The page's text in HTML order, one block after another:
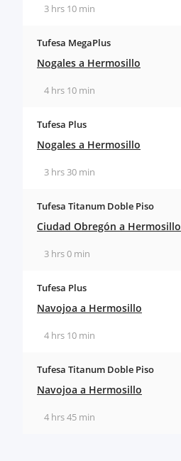
3 hrs 10 min
Tufesa MegaPlus
Nogales a Hermosillo
4 hrs 10 min
Tufesa Plus
Nogales a Hermosillo
3 hrs 30 min
Tufesa Titanum Doble Piso
Ciudad Obregón a Hermosillo
3 hrs 0 min
Tufesa Plus
Navojoa a Hermosillo
4 hrs 10 min
Tufesa Titanum Doble Piso
Navojoa a Hermosillo
4 hrs 45 min